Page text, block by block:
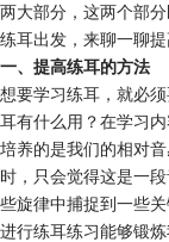
两大部分，这两个部
练耳出发，来聊一聊
一、提高练耳的方法
想要学习练耳，就必
耳有什么用？在学习
培养的是我们的相对
时，只会觉得这是一
些旋律中捕捉到一些
进行练耳练习能够锻